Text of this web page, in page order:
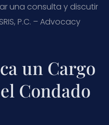
una consulta y discutir
P.C. – Advocacy
un Cargo
Condado